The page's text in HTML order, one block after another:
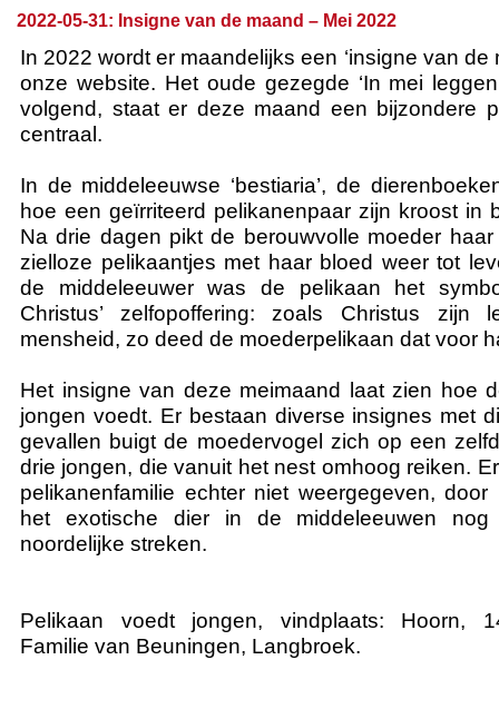
2022-05-31: Insigne van de maand – Mei 2022
In 2022 wordt er maandelijks een ‘insigne van de
onze website. Het oude gezegde ‘In mei
volgend, staat er deze maand een bijzondere
centraal.
In de middeleeuwse ‘bestiaria’, de
hoe een geïrriteerd pelikanenpaar zijn kroost in
Na drie dagen pikt de berouwvolle moeder
zielloze pelikaantjes met haar bloed weer tot
de middeleeuwer was de pelikaan het
Christus’ zelfopoffering: zoals Christus
mensheid, zo deed de moederpelikaan dat voor
Het insigne van deze meimaand laat zien hoe
jongen voedt. Er bestaan diverse insignes met
gevallen buigt de moedervogel zich op een
drie jongen, die vanuit het nest omhoog reiken.
pelikanenfamilie echter niet weergegeven,
het exotische dier in de middeleeuwen
noordelijke streken.
Pelikaan voedt jongen, vindplaats: Hoorn,
Familie van Beuningen, Langbroek.